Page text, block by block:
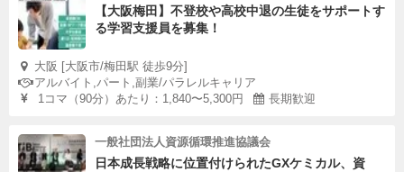
【大阪梅田】不登校や高校中退の生徒をサポートす
る学習支援員を募集！
大阪 [大阪市/梅田駅 徒歩9分]
アルバイト,パート,副業/パラレルキャリア
1コマ（90分）あたり：1,840〜5,300円
長期歓迎
一般社団法人資源循環推進協議会
日本成長戦略に位置付けられたGXケミカル、資